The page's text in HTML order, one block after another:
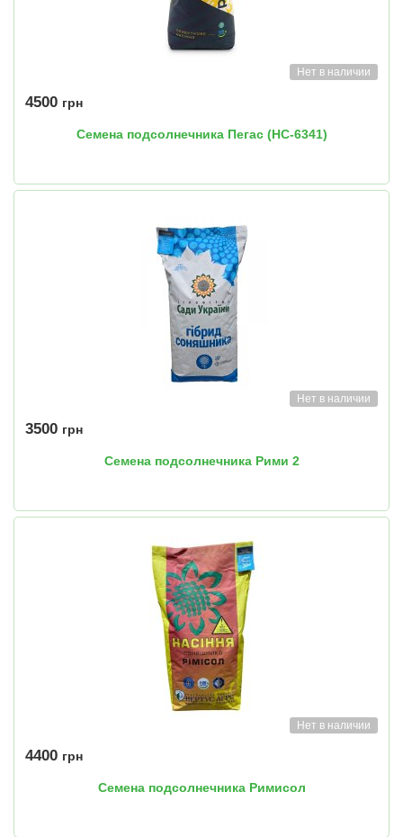
Нет в наличии
4500 грн
Семена подсолнечника Пегас (НС-6341)
Нет в наличии
3500 грн
Семена подсолнечника Рими 2
Нет в наличии
4400 грн
Семена подсолнечника Римисол